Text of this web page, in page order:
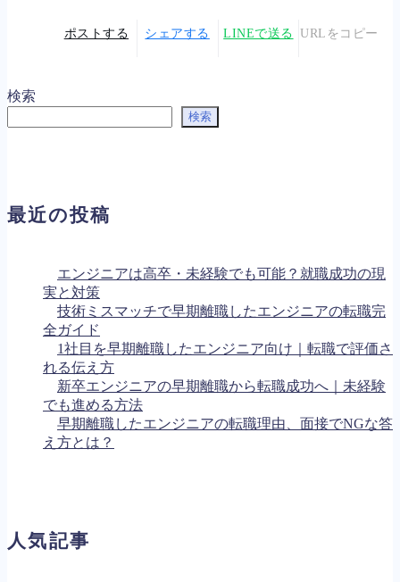
ポストする シェアする LINEで送る URLをコピー
検索
検索
最近の投稿
エンジニアは高卒・未経験でも可能？就職成功の現
実と対策
技術ミスマッチで早期離職したエンジニアの転職完
全ガイド
1社目を早期離職したエンジニア向け｜転職で評価さ
れる伝え方
新卒エンジニアの早期離職から転職成功へ｜未経験
でも進める方法
早期離職したエンジニアの転職理由、面接でNGな答
え方とは？
人気記事